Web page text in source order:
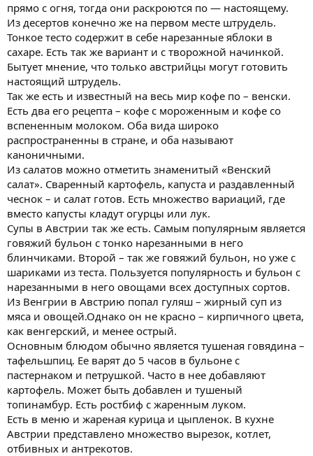
прямо с огня, тогда они раскроются по — настоящему.
Из десертов конечно же на первом месте штрудель.
Тонкое тесто содержит в себе нарезанные яблоки в
сахаре. Есть так же вариант и с творожной начинкой.
Бытует мнение, что только австрийцы могут готовить
настоящий штрудель.
Так же есть и известный на весь мир кофе по – венски.
Есть два его рецепта – кофе с мороженным и кофе со
вспененным молоком. Оба вида широко
распространенны в стране, и оба называют
каноничными.
Из салатов можно отметить знаменитый «Венский
салат». Сваренный картофель, капуста и раздавленный
чеснок – и салат готов. Есть множество вариаций, где
вместо капусты кладут огурцы или лук.
Супы в Австрии так же есть. Самым популярным является
говяжий бульон с тонко нарезанными в него
блинчиками. Второй – так же говяжий бульон, но уже с
шариками из теста. Пользуется популярность и бульон с
нарезанными в него овощами всех доступных сортов.
Из Венгрии в Австрию попал гуляш – жирный суп из
мяса и овощей.Однако он не красно – кирпичного цвета,
как венгерский, и менее острый.
Основным блюдом обычно является тушеная говядина –
тафельшпиц. Ее варят до 5 часов в бульоне с
пастернаком и петрушкой. Часто в нее добавляют
картофель. Может быть добавлен и тушеный
топинамбур. Есть ростбиф с жаренным луком.
Есть в меню и жареная курица и цыпленок. В кухне
Австрии представлено множество вырезок, котлет,
отбивных и антрекотов.